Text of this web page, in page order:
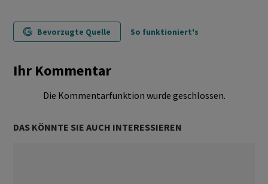
Bevorzugte Quelle So funktioniert's
Ihr Kommentar
Die Kommentarfunktion wurde geschlossen.
DAS KÖNNTE SIE AUCH INTERESSIEREN